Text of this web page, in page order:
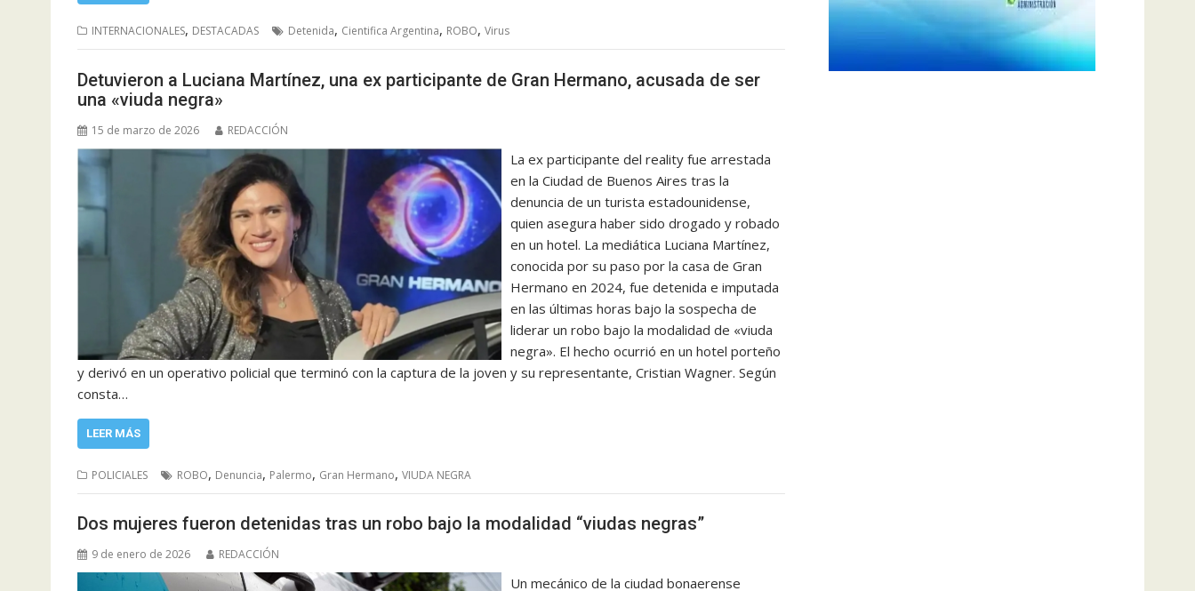
INTERNACIONALES, DESTACADAS Detenida, Cientifica Argentina, ROBO, Virus
Detuvieron a Luciana Martínez, una ex participante de Gran Hermano, acusada de ser
una «viuda negra»
15 de marzo de 2026 REDACCIÓN
La ex participante del reality fue arrestada
en la Ciudad de Buenos Aires tras la
denuncia de un turista estadounidense,
quien asegura haber sido drogado y robado
en un hotel. La mediática Luciana Martínez,
conocida por su paso por la casa de Gran
Hermano en 2024, fue detenida e imputada
en las últimas horas bajo la sospecha de
liderar un robo bajo la modalidad de «viuda
negra». El hecho ocurrió en un hotel porteño
y derivó en un operativo policial que terminó con la captura de la joven y su representante, Cristian Wagner. Según
consta…
LEER MÁS
POLICIALES ROBO, Denuncia, Palermo, Gran Hermano, VIUDA NEGRA
Dos mujeres fueron detenidas tras un robo bajo la modalidad “viudas negras”
9 de enero de 2026 REDACCIÓN
Un mecánico de la ciudad bonaerense